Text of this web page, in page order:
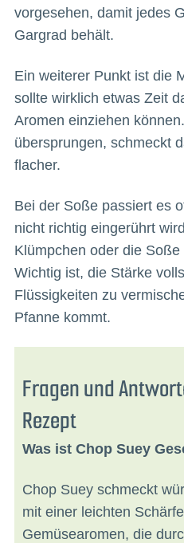
vorgesehen, damit jedes
Gargrad behält.
Ein weiterer Punkt ist die
sollte wirklich etwas Zeit
Aromen einziehen
übersprungen, schmeckt
flacher.
Bei der Soße passiert es
nicht richtig eingerührt
Klümpchen oder die
Wichtig ist, die Stärke
Flüssigkeiten zu
Pfanne kommt.
Fragen und
Rezept
Was ist Chop Suey
Chop Suey schmeckt
mit einer leichten
Gemüsearomen, die